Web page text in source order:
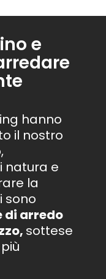
e
hanno
il nostro
natura e
la
sono
di arredo
sottese